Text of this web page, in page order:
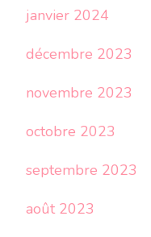
janvier 2024
décembre 2023
novembre 2023
octobre 2023
septembre 2023
août 2023